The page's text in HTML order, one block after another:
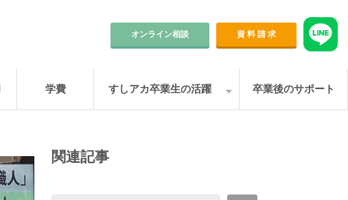
オンライン相談 資 料 請 求
学費 すしアカ卒業生の活躍 卒業後のサポート
関連記事